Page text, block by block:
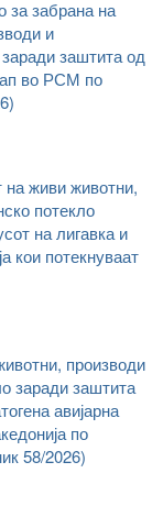
за забрана на
и
заштита од
во РСМ по
на живи животни,
потекло
на лигавка и
кои потекнуваат
производи
заради заштита
авијарна
по
58/2026)